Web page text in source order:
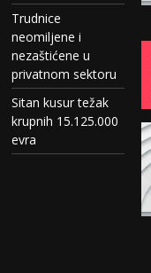
Trudnice
neomiljene i
nezaštićene u
privatnom sektoru
Sitan kusur težak
krupnih 15.125.000
evra